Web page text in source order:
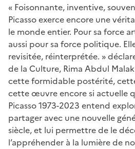
« Foisonnante, inventive,
Picasso exerce encore une
le monde entier. Pour sa force
aussi pour sa force politique.
revisitée, réinterprétée. »
de la Culture, Rima Abdul
cette formidable postérité,
cette œuvre encore si actuelle
Picasso 1973-2023 entend
partager avec une nouvelle
siècle, et lui permettre de le
l’appréhender à la lumière de